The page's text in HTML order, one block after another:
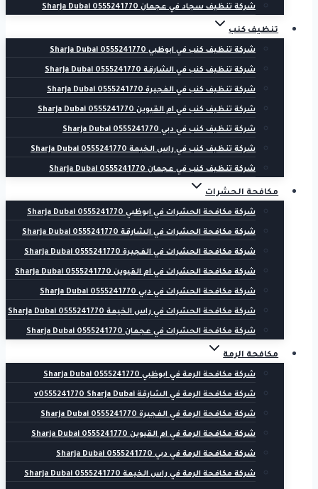
شركة تنظيف سجاد في عجمان 0555241770 Sharja Dubai
تنظيف كنب
شركة تنظيف كنب في ابوظبي 0555241770 Sharja Dubai
شركة تنظيف كنب في الشارقة 0555241770 Sharja Dubai
شركة تنظيف كنب في الفجيرة 0555241770 Sharja Dubai
شركة تنظيف كنب في ام القيوين 0555241770 Sharja Dubai
شركة تنظيف كنب في دبي 0555241770 Sharja Dubai
شركة تنظيف كنب في راس الخيمة 0555241770 Sharja Dubai
شركة تنظيف كنب في عجمان 0555241770 Sharja Dubai
مكافحة الحشرات
شركة مكافحة الحشرات في ابوظبي 0555241770 Sharja Dubai
شركة مكافحة الحشرات في الشارقة 0555241770 Sharja Dubai
شركة مكافحة الحشرات في الفجيرة 0555241770 Sharja Dubai
شركة مكافحة الحشرات في ام القيوين 0555241770 Sharja Dubai
شركة مكافحة الحشرات في دبي 0555241770 Sharja Dubai
شركة مكافحة الحشرات في راس الخيمة 0555241770 Sharja Dubai
شركة مكافحة الحشرات في عجمان 0555241770 Sharja Dubai
مكافحة الرمة
شركة مكافحة الرمة في ابوظبي 0555241770 Sharja Dubai
شركة مكافحة الرمة في الشارقة v0555241770 Sharja Dubai
شركة مكافحة الرمة في الفجيرة 0555241770 Sharja Dubai
شركة مكافحة الرمة في ام القيوين 0555241770 Sharja Dubai
شركة مكافحة الرمة في دبي 0555241770 Sharja Dubai
شركة مكافحة الرمة في راس الخيمة 0555241770 Sharja Dubai